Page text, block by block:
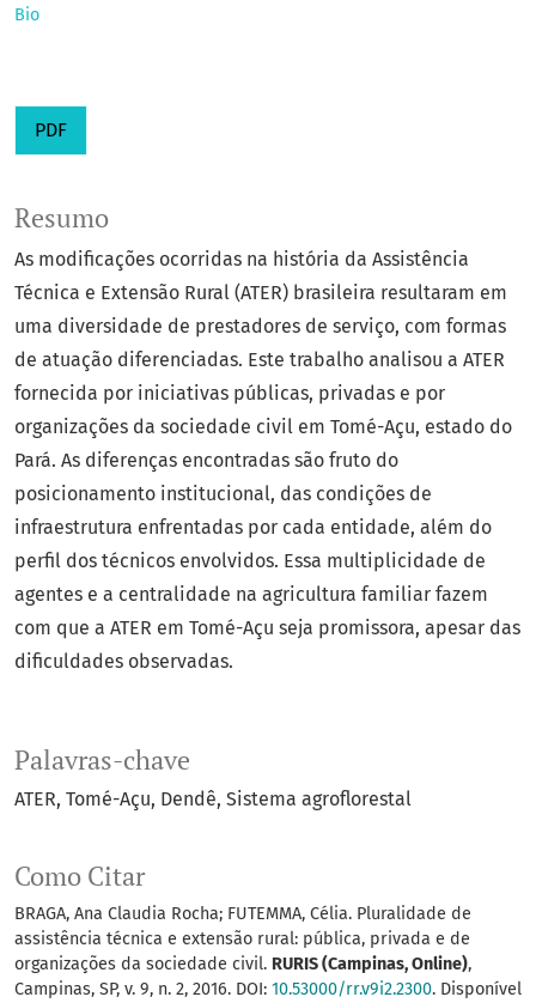
Bio
PDF
Palavras-chave
ATER Tomé-Açu Dendê Sistema agroflorestal
Como Citar
BRAGA, Ana Claudia Rocha; FUTEMMA, Célia. Pluralidade de
assistência técnica e extensão rural: pública, privada e de
organizações da sociedade civil. RURIS (Campinas, Online),
Campinas, SP, v. 9, n. 2, 2016. DOI: 10.53000/rr.v9i2.2300. Disponível
Resumo
As modificações ocorridas na história da Assistência
Técnica e Extensão Rural (ATER) brasileira resultaram em
uma diversidade de prestadores de serviço, com formas
de atuação diferenciadas. Este trabalho analisou a ATER
fornecida por iniciativas públicas, privadas e por
organizações da sociedade civil em Tomé-Açu, estado do
Pará. As diferenças encontradas são fruto do
posicionamento institucional, das condições de
infraestrutura enfrentadas por cada entidade, além do
perfil dos técnicos envolvidos. Essa multiplicidade de
agentes e a centralidade na agricultura familiar fazem
com que a ATER em Tomé-Açu seja promissora, apesar das
dificuldades observadas.